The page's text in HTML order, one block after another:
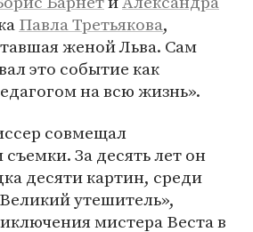
Павла Третьякова,
женой Льва. Сам
это событие как
на всю жизнь».
совмещал
За десять лет он
десяти картин, среди
утешитель»,
мистера Веста в